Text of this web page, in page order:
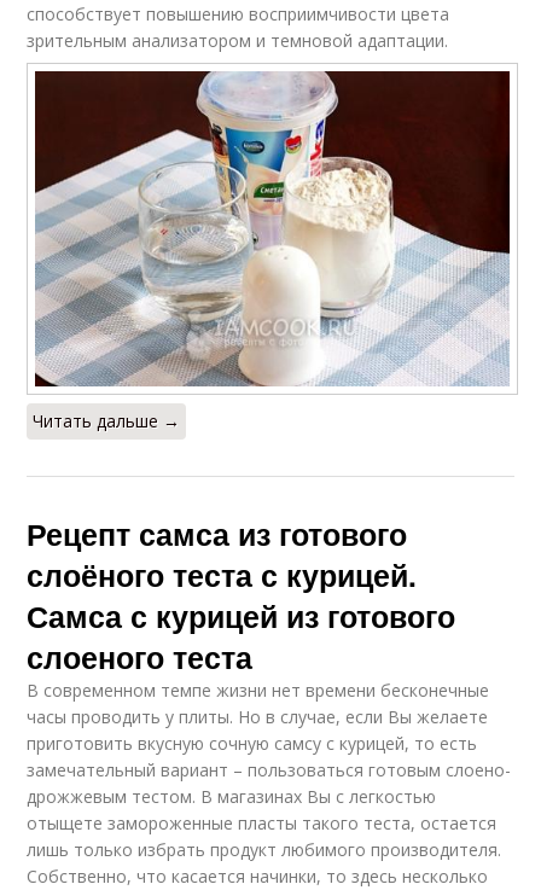
способствует повышению восприимчивости цвета
зрительным анализатором и темновой адаптации.
Читать дальше →
Рецепт самса из готового
слоёного теста с курицей.
Самса с курицей из готового
слоеного теста
В современном темпе жизни нет времени бесконечные
часы проводить у плиты. Но в случае, если Вы желаете
приготовить вкусную сочную самсу с курицей, то есть
замечательный вариант – пользоваться готовым слоено-
дрожжевым тестом. В магазинах Вы с легкостью
отыщете замороженные пласты такого теста, остается
лишь только избрать продукт любимого производителя.
Собственно, что касается начинки, то здесь несколько